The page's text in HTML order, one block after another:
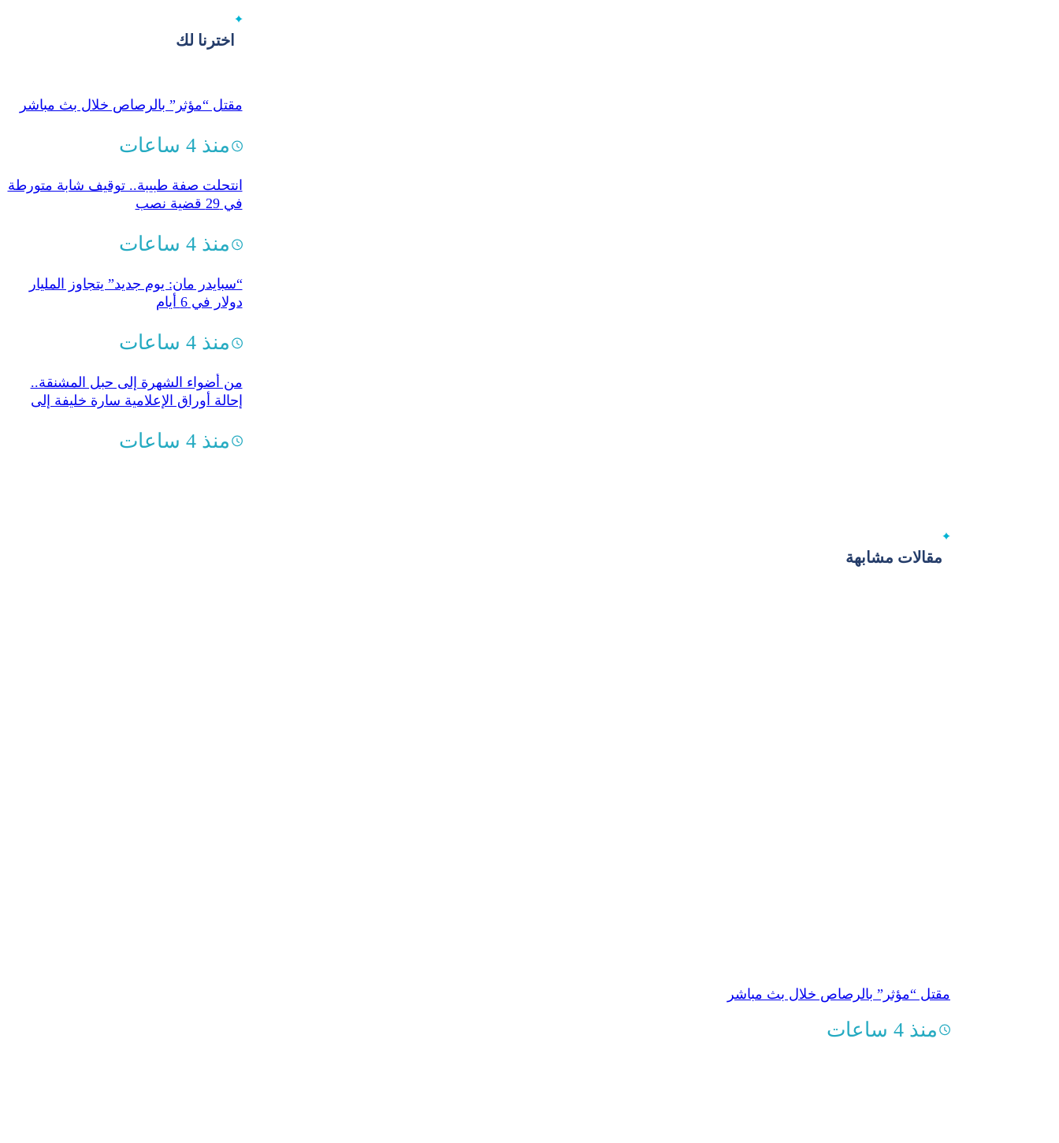
اخترنا لك
مقتل “مؤثر” بالرصاص خلال بث مباشر
منذ 4 ساعات
انتحلت صفة طبيبة.. توقيف شابة متورطة
في 29 قضية نصب
منذ 4 ساعات
“سبايدر مان: يوم جديد” يتجاوز المليار
دولار في 6 أيام
منذ 4 ساعات
من أضواء الشهرة إلى حبل المشنقة..
إحالة أوراق الإعلامية سارة خليفة إلى
منذ 4 ساعات
مقالات مشابهة
مقتل “مؤثر” بالرصاص خلال بث مباشر
منذ 4 ساعات